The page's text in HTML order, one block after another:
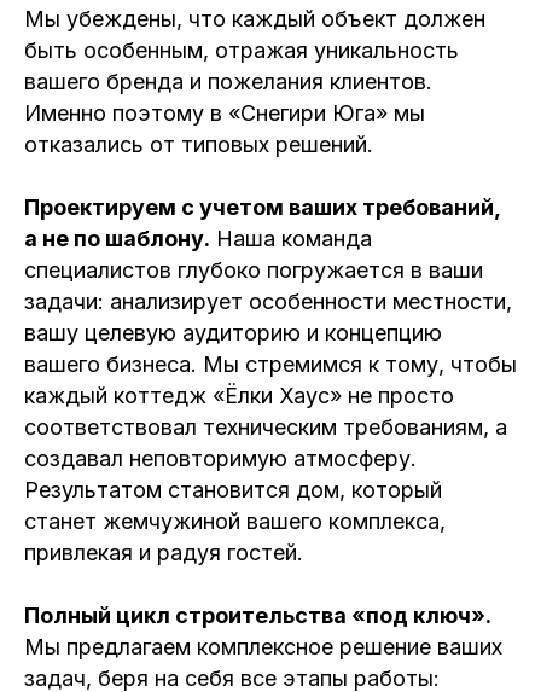
Мы убеждены, что каждый объект должен
быть особенным, отражая уникальность
вашего бренда и пожелания клиентов.
Именно поэтому в «Снегири Юга» мы
отказались от типовых решений.
Проектируем с учетом ваших требований,
а не по шаблону. Наша команда
специалистов глубоко погружается в ваши
задачи: анализирует особенности местности,
вашу целевую аудиторию и концепцию
вашего бизнеса. Мы стремимся к тому, чтобы
каждый коттедж «Ёлки Хаус» не просто
соответствовал техническим требованиям, а
создавал неповторимую атмосферу.
Результатом становится дом, который
станет жемчужиной вашего комплекса,
привлекая и радуя гостей.
Полный цикл строительства «под ключ».
Мы предлагаем комплексное решение ваших
задач, беря на себя все этапы работы: